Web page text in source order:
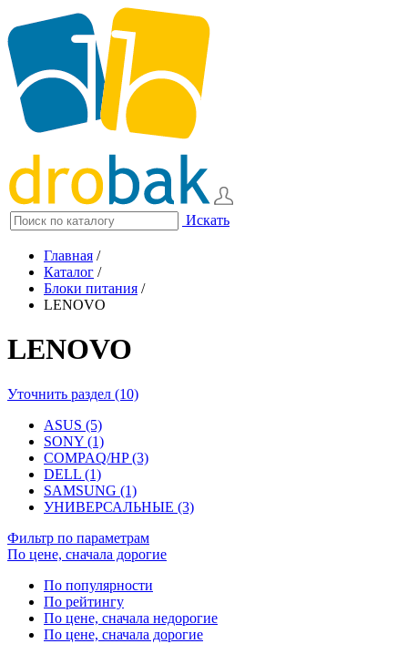
Искать
Главная /
Каталог /
Блоки питания /
LENOVO
LENOVO
Уточнить раздел (10)
ASUS (5)
SONY (1)
COMPAQ/HP (3)
DELL (1)
SAMSUNG (1)
УНИВЕРСАЛЬНЫЕ (3)
Фильтр по параметрам
По цене, сначала дорогие
По популярности
По рейтингу
По цене, сначала недорогие
По цене, сначала дорогие